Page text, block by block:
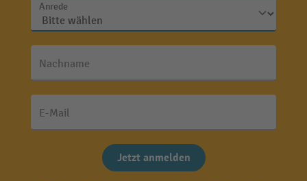
Anrede
Nachname
E-Mail
Jetzt anmelden